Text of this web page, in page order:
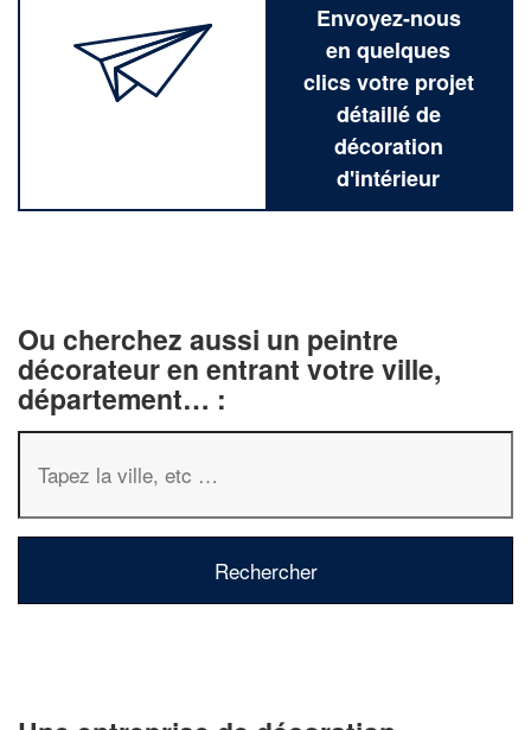
Envoyez-nous
en quelques
clics votre projet
détaillé de
décoration
d'intérieur
Ou cherchez aussi un peintre
décorateur en entrant votre ville,
département… :
✕
Vous êtes un
vos margestout en gagnant